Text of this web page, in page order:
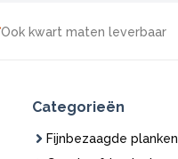
Ook kwart maten leverbaar
Categorieën
Fijnbezaagde planken